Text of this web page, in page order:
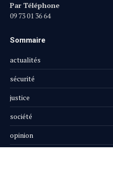
Par Téléphone
09 73 01 36 64
Sommaire
actualités
sécurité
justice
société
opinion